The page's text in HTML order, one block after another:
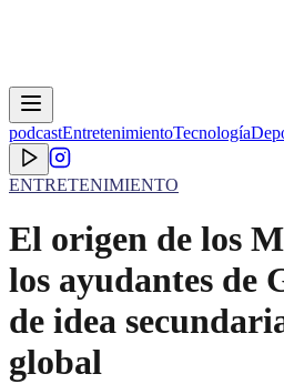
podcastEntretenimientoTecnología
ENTRETENIMIENTO
El origen de los
los ayudantes de
de idea
global